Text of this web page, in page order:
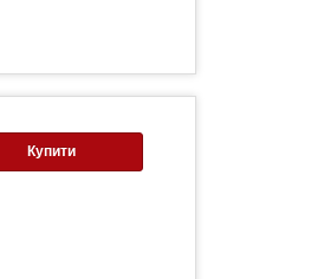
Купити